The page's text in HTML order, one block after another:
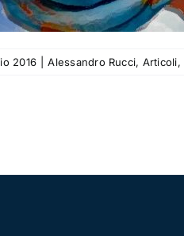
2016 Alessandro Rucci, Articoli,